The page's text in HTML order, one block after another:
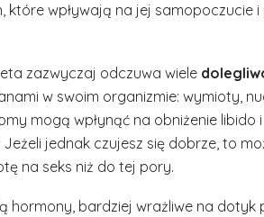
które wpływają na jej samopoczucie
zazwyczaj odczuwa wiele
w swoim organizmie: wymioty,
mogą wpłynąć na obniżenie libido i
jednak czujesz się dobrze, to
na seks niż do tej pory.
hormony, bardziej wrażliwe na dotyk